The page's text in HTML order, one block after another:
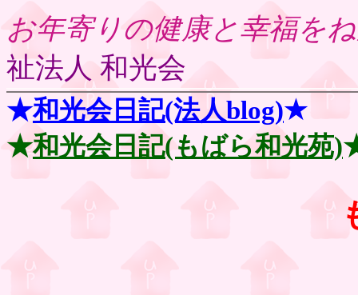
お年寄りの健康と幸福を
祉法人 和光会
★和光会日記(法人blog)★
★和光会日記(もばら和光苑)